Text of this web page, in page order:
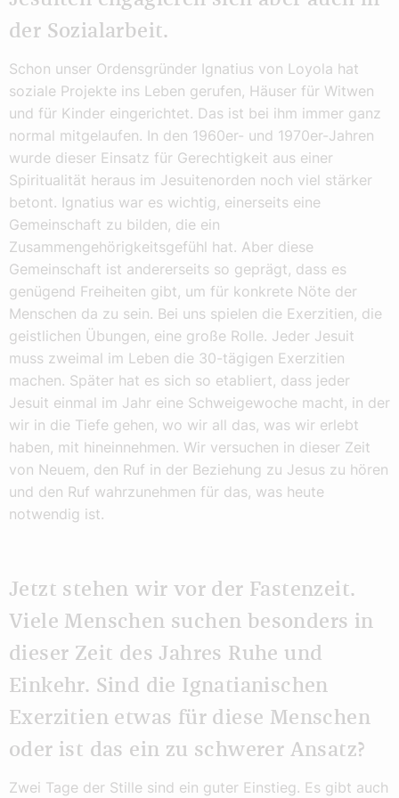
der Sozialarbeit.
Schon unser Ordensgründer Ignatius von Loyola hat
soziale Projekte ins Leben gerufen, Häuser für Witwen
und für Kinder eingerichtet. Das ist bei ihm immer ganz
normal mitgelaufen. In den 1960er- und 1970er-Jahren
wurde dieser Einsatz für Gerechtigkeit aus einer
Spiritualität heraus im Jesuitenorden noch viel stärker
betont. Ignatius war es wichtig, einerseits eine
Gemeinschaft zu bilden, die ein
Zusammengehörigkeitsgefühl hat. Aber diese
Gemeinschaft ist andererseits so geprägt, dass es
genügend Freiheiten gibt, um für konkrete Nöte der
Menschen da zu sein. Bei uns spielen die Exerzitien, die
geistlichen Übungen, eine große Rolle. Jeder Jesuit
muss zweimal im Leben die 30-tägigen Exerzitien
machen. Später hat es sich so etabliert, dass jeder
Jesuit einmal im Jahr eine Schweigewoche macht, in der
wir in die Tiefe gehen, wo wir all das, was wir erlebt
haben, mit hineinnehmen. Wir versuchen in dieser Zeit
von Neuem, den Ruf in der Beziehung zu Jesus zu hören
und den Ruf wahrzunehmen für das, was heute
notwendig ist.
Jetzt stehen wir vor der Fastenzeit.
Viele Menschen suchen besonders in
dieser Zeit des Jahres Ruhe und
Einkehr. Sind die Ignatianischen
Exerzitien etwas für diese Menschen
oder ist das ein zu schwerer Ansatz?
Zwei Tage der Stille sind ein guter Einstieg. Es gibt auch